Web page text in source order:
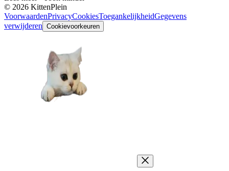
© 2026 KittenPlein
VoorwaardenPrivacyCookiesToegankelijkheidGegevens
verwijderen Cookievoorkeuren